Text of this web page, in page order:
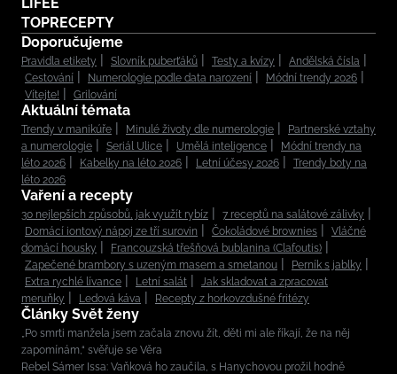
TOPRECEPTY
Doporučujeme
Pravidla etikety Slovník puberťáků Testy a kvízy
Andělská čísla
Cestování
Numerologie podle data narození
Módní trendy 2026
Vítejte!
Grilování
Aktuální témata
Trendy v manikúře Minulé životy dle numerologie
Partnerské vztahy
a numerologie
Seriál Ulice Umělá inteligence
Módní trendy na
léto 2026
Kabelky na léto 2026 Letní účesy 2026
Trendy boty na
léto 2026
Vaření a recepty
30 nejlepších způsobů, jak využít rybíz
7 receptů na salátové zálivky
Domácí iontový nápoj ze tří surovin
Čokoládové brownies
Vláčné
domácí housky
Francouzská třešňová bublanina (Clafoutis)
Zapečené brambory s uzeným masem a smetanou
Perník s jablky
Extra rychlé lívance
Letní salát
Jak skladovat a zpracovat
meruňky
Ledová káva Recepty z horkovzdušné fritézy
Články Svět ženy
„Po smrti manžela jsem začala znovu žít, děti mi ale říkají, že na něj
zapomínám,“ svěřuje se Věra
Rebel Sámer Issa: Vaňková ho zaučila, s Hanychovou prožil hodně